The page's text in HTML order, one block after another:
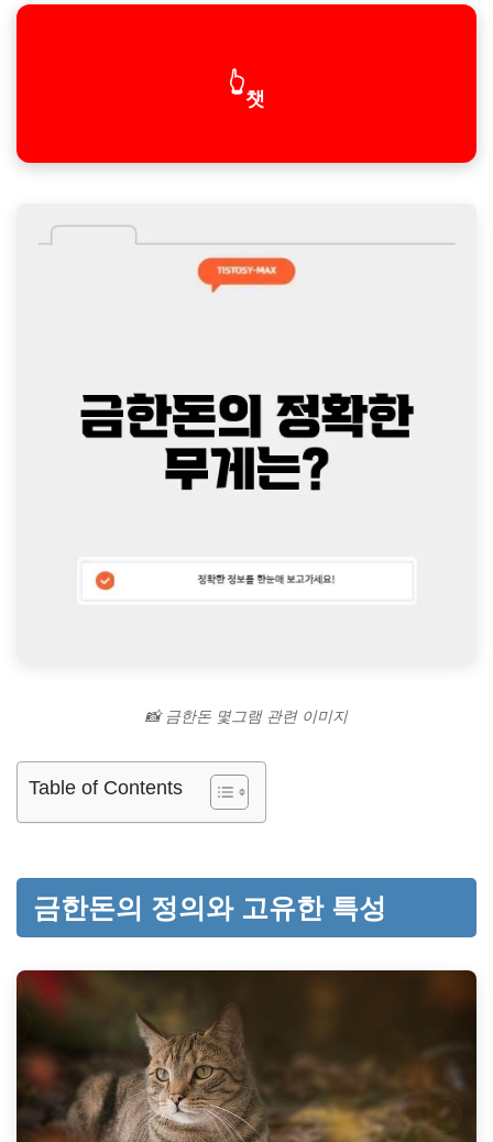
👆
챗
📸 금한돈 몇그램 관련 이미지
Table of Contents
금한돈의 정의와 고유한 특성